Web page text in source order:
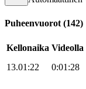
Puheenvuorot (142)
Kellonaika Videolla
13.01:22
0:01:28